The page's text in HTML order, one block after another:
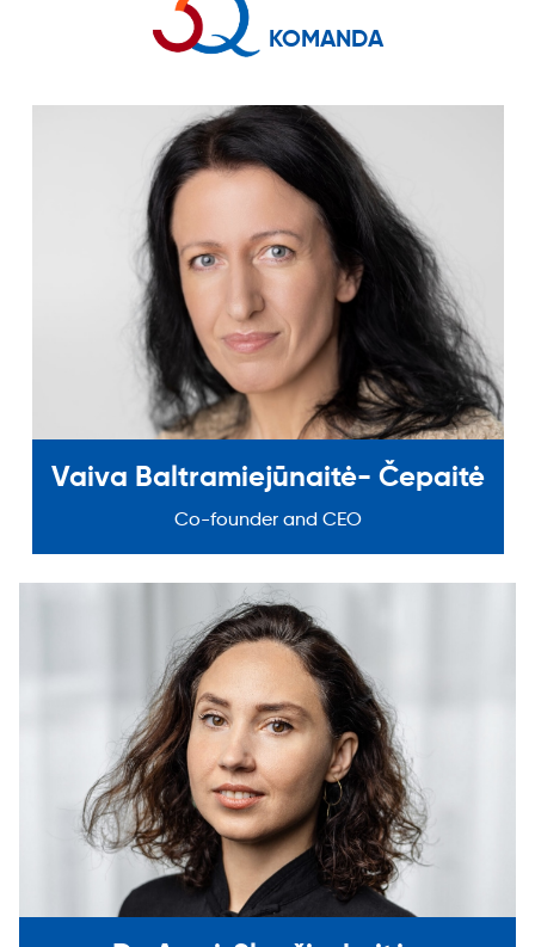
KOMANDA
Vaiva Baltramiejūnaitė- Čepaitė
Co-founder and CEO